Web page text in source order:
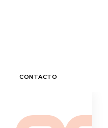
CONTACTO